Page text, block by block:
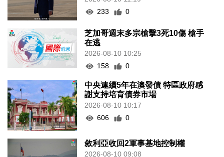
233
0
芝加哥週末多宗槍擊3死10傷 槍手
在逃
2026-08-10 10:25
158
0
中央連續5年在澳發債 特區政府感
謝支持培育債券市場
2026-08-10 10:17
606
0
敘利亞收回2軍事基地控制權
2026-08-10 09:08